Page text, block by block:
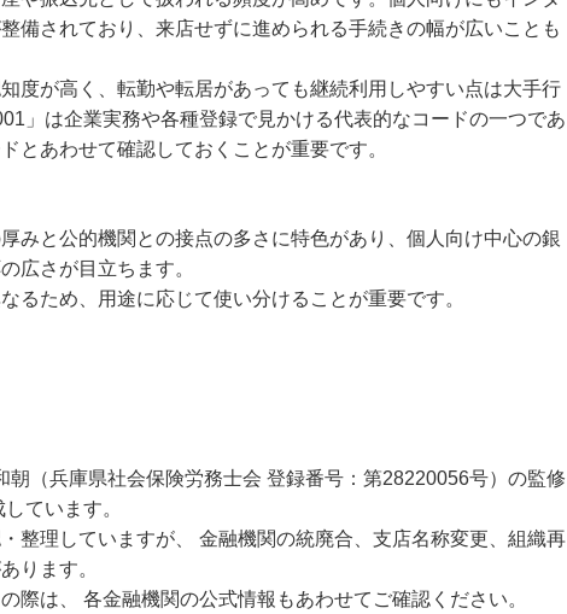
備されており、来店せずに進められる手続きの幅が広いことも
度が高く、転勤や転居があっても継続利用しやすい点は大手行
」は企業実務や各種登録で見かける代表的なコードの一つであ
とあわせて確認しておくことが重要です。
みと公的機関との接点の多さに特色があり、個人向け中心の銀
広さが目立ちます。
るため、用途に応じて使い分けることが重要です。
朝（兵庫県社会保険労務士会 登録番号：第28220056号）の監修
ています。
整理していますが、 金融機関の統廃合、支店名称変更、組織再
ります。
際は、 各金融機関の公式情報もあわせてご確認ください。